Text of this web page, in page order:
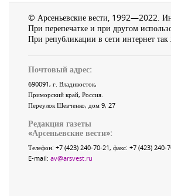
© Арсеньевские вести, 1992—2022.
При перепечатке и при другом
При републикации в сети интернет
Почтовый адрес:
690091, г. Владивосток,
Приморский край, Россия.
Переулок Шевченко, дом 9, 27
Редакция газеты
«Арсеньевские вести»:
Телефон: +7 (423) 240-70-21, факс: +7 (423) 240-
E-mail: av@arsvest.ru